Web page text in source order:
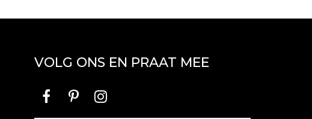
VOLG ONS EN PRAAT MEE